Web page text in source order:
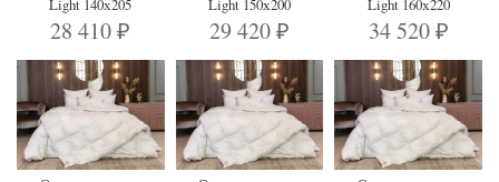
Light 140х205
28 410₽
Light 150х200
29 420 ₽
Light 160х220
34 520 ₽